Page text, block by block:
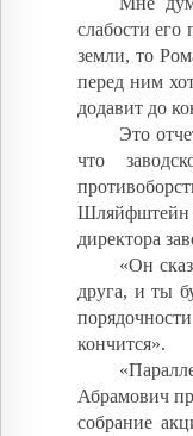
слабости
земли, то
перед ним
додавит до
Это
что
Шляйфштейн
директора
«Он
друга, и ты
кончится».
Абрамович
собрание